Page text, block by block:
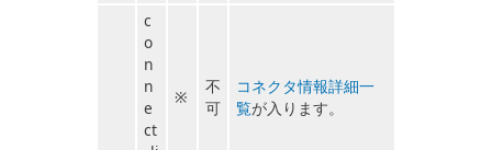
c
o
n
n
e
ct
※
不
可
コネクタ情報詳細一
覧が入ります。